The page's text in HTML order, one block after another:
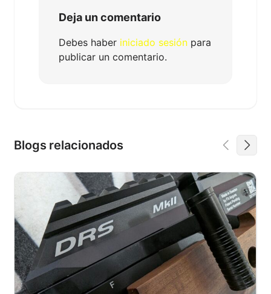
Deja un comentario
Debes haber iniciado sesión para
publicar un comentario.
Blogs relacionados